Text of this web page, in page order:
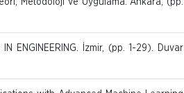
Metodoloji ve Uygulama. Ankara, (pp.
ENGINEERING. İzmir, (pp. 1-29). Duvar